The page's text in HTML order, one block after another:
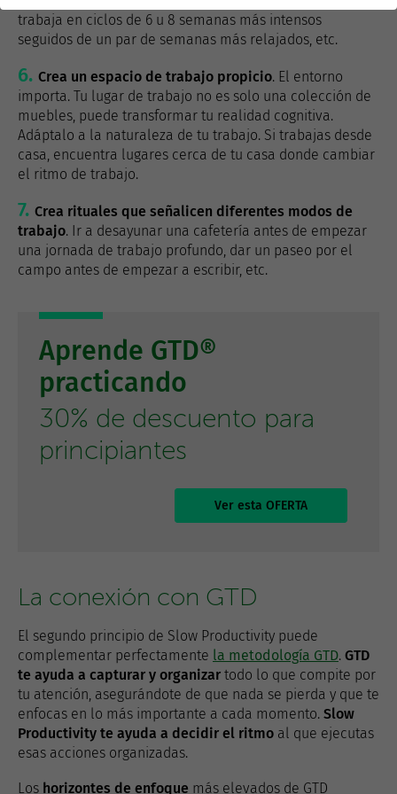
trabaja en ciclos de 6 u 8 semanas más intensos
seguidos de un par de semanas más relajados, etc.
Crea un espacio de trabajo propicio. El entorno
importa. Tu lugar de trabajo no es solo una colección de
muebles, puede transformar tu realidad cognitiva.
Adáptalo a la naturaleza de tu trabajo. Si trabajas desde
casa, encuentra lugares cerca de tu casa donde cambiar
el ritmo de trabajo.
Crea rituales que señalicen diferentes modos de
trabajo. Ir a desayunar una cafetería antes de empezar
una jornada de trabajo profundo, dar un paseo por el
campo antes de empezar a escribir, etc.
Aprende GTD®
practicando
30% de descuento para
principiantes
Ver esta OFERTA
La conexión con GTD
El segundo principio de Slow Productivity puede
complementar perfectamente la metodología GTD. GTD
te ayuda a capturar y organizar todo lo que compite por
tu atención, asegurándote de que nada se pierda y que te
enfocas en lo más importante a cada momento. Slow
Productivity te ayuda a decidir el ritmo al que ejecutas
esas acciones organizadas.
Los horizontes de enfoque más elevados de GTD